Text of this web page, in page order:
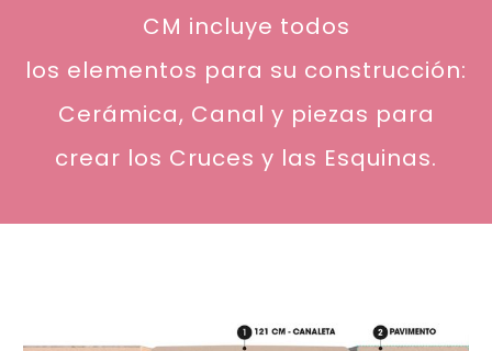
CM incluye todos
los elementos para su construcción:
Cerámica, Canal y piezas para
crear los Cruces y las Esquinas.